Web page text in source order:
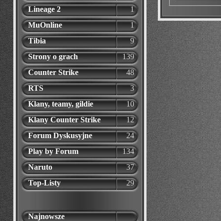
Lineage 2
1
MuOnline
1
Tibia
9
Strony o grach
139
Counter Strike
48
RTS
3
Klany, teamy, gildie
10
Klany Counter Strike
12
Forum Dyskusyjne
24
Play by Forum
134
Naruto
37
Top-Listy
29
Najnowsze